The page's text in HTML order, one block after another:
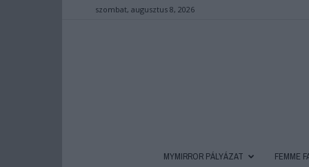
szombat, augusztus 8, 2026
MYMIRROR PÁLYÁZAT FEMME